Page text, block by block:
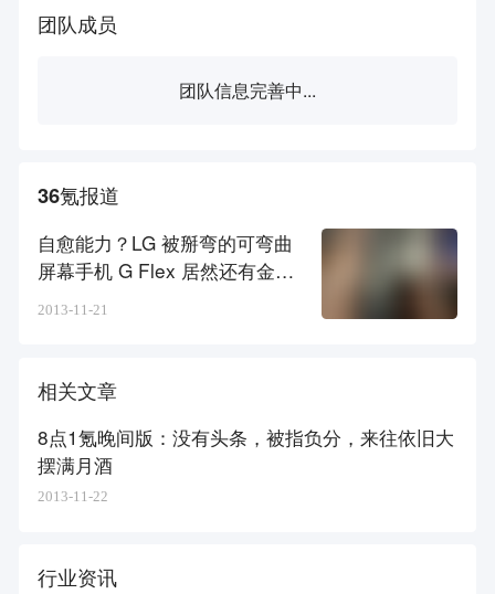
团队成员
团队信息完善中...
36氪报道
自愈能力？LG 被掰弯的可弯曲
屏幕手机 G Flex 居然还有金钢
2013-11-21
相关文章
8点1氪晚间版：没有头条，被指负分，来往依旧大
摆满月酒
2013-11-22
行业资讯